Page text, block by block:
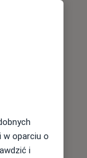
oparciu o
i